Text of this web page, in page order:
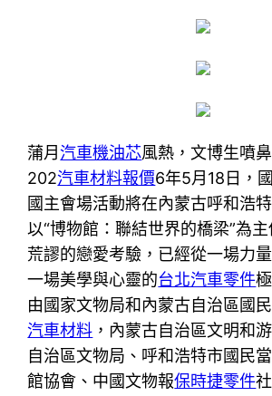
蒲月汽車機油芯風熱，文博生噴鼻
202汽車材料報價6年5月18日，
國主會場活動將在內蒙古呼和浩
以“博物館：聯結世界的橋梁”為
荒謬的戀愛考驗，已經從一場力
一場美學與心靈的台北汽車零件
由國家文物局和內蒙古自治區國
汽車材料 ，內蒙古自治區文明和
自治區文物局、呼和浩特市國民
館協會、中國文物報保時捷零件